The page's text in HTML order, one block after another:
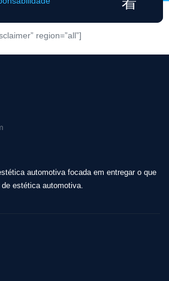
region=”all”]
automotiva focada em entregar o que
estética automotiva.